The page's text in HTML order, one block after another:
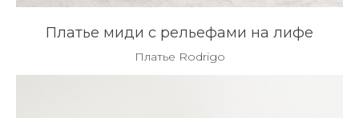
Платье миди с рельефами на лифе
Платье Rodrigo